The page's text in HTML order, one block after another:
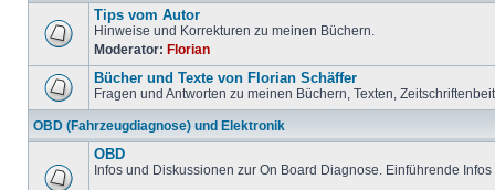
Tips vom Autor
Hinweise und Korrekturen zu meinen Büchern.
Moderator: Florian
Bücher und Texte von Florian Schäffer
Fragen und Antworten zu meinen Büchern, Texten,
OBD (Fahrzeugdiagnose) und Elektronik
OBD
Infos und Diskussionen zur On Board Diagnose. Einführende